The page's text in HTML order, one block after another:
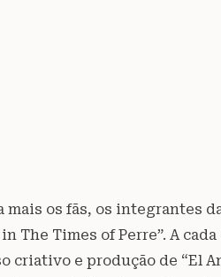
mais os fãs, os integrantes
The Times of Perre”. A
criativo e produção de “El